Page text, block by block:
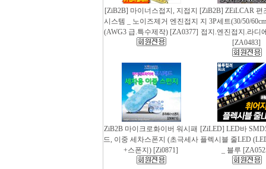
[ZiB2B] 마이너스접지, 지접지
시스템 _ 노이즈제거 엔진접지
(AWG3 급.특수제작) [ZA0377]
[ZiB2B] ZEiLCAR 편
지 3P세트(30/50/
접지.엔진접지.라디
[ZA0483]
ZiB2B 마이크로화이버 워시패
드, 이중 세차스폰지 (초극세사
+스폰지) [Zi0871]
[ZiLED] LED바
플렉시블 줄LED
_ 블루